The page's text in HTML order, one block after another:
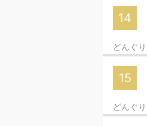
14
どんぐり
15
どんぐり